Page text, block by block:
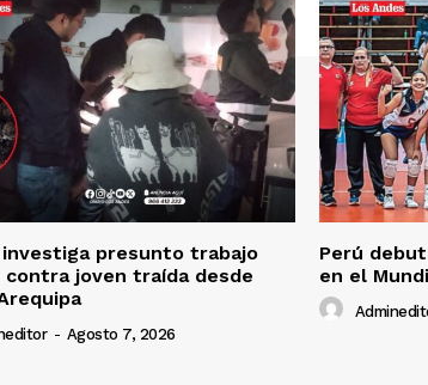
investiga presunto trabajo
joven traída desde
- Agosto 7, 2026
Perú
en el